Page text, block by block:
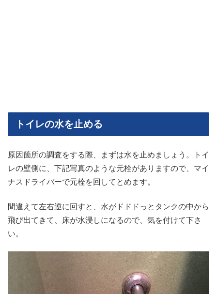
トイレの水を止める
原因箇所の調査をする際、まずは水を止めましょう。トイ
レの壁側に、下記写真のような元栓がありますので、マイ
ナスドライバーで元栓を回してとめます。
間違えて左右逆に回すと、水がドドドっとタンクの中から
飛び出てきて、床が水浸しになるので、気を付けて下さ
い。